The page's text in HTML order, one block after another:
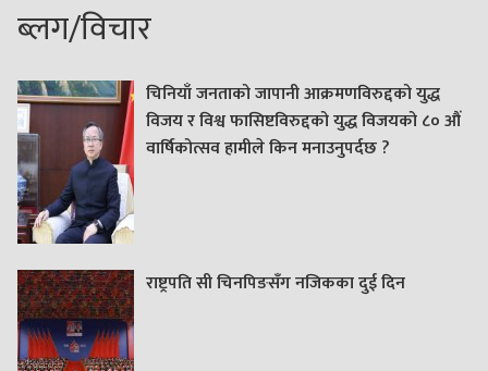
ब्लग/विचार
चिनियाँ जनताको जापानी आक्रमणविरुद्दको युद्ध
विजय र विश्व फासिष्टविरुद्दको युद्ध विजयको ८० औं
वार्षिकोत्सव हामीले किन मनाउनुपर्दछ ?
राष्ट्रपति सी चिनपिङसँग नजिकका दुई दिन